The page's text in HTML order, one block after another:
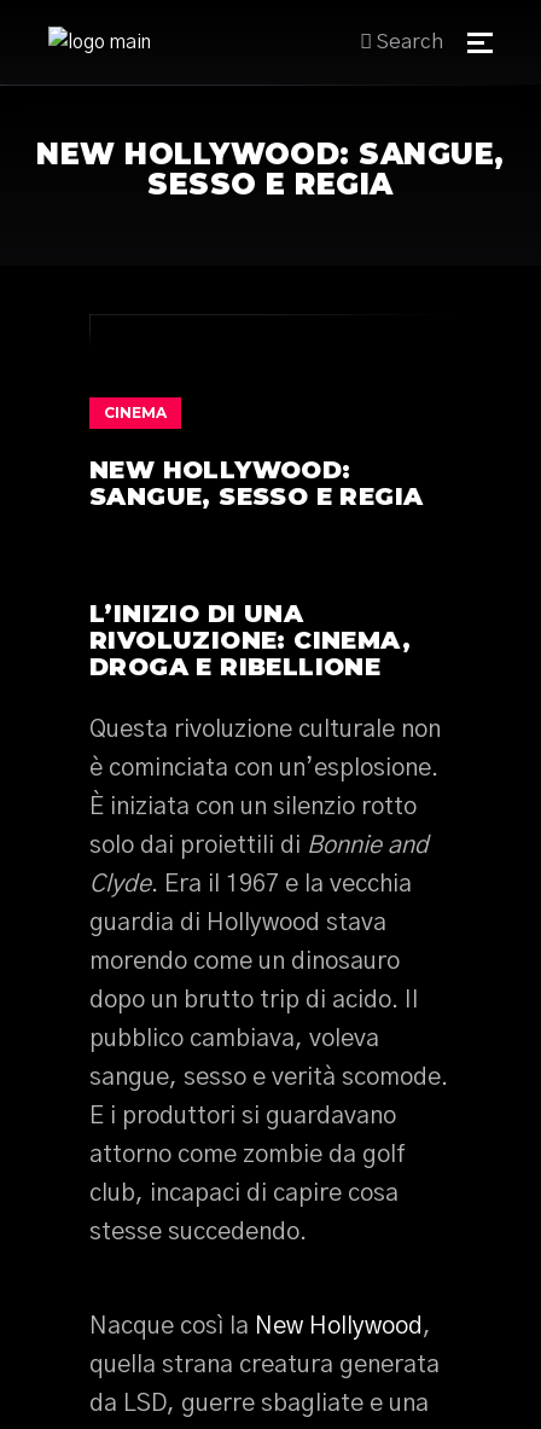
Search
NEW HOLLYWOOD: SANGUE,
SESSO E REGIA
CINEMA
NEW HOLLYWOOD:
SANGUE, SESSO E REGIA
L’INIZIO DI UNA
RIVOLUZIONE: CINEMA,
DROGA E RIBELLIONE
Questa rivoluzione culturale non
è cominciata con un’esplosione.
È iniziata con un silenzio rotto
solo dai proiettili di Bonnie and
Clyde. Era il 1967 e la vecchia
guardia di Hollywood stava
morendo come un dinosauro
dopo un brutto trip di acido. Il
pubblico cambiava, voleva
sangue, sesso e verità scomode.
E i produttori si guardavano
attorno come zombie da golf
club, incapaci di capire cosa
stesse succedendo.
Nacque così la New Hollywood ,
quella strana creatura generata
da LSD, guerre sbagliate e una